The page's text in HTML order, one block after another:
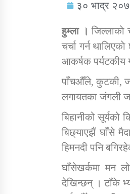
तातोपानी गाउँपालिकाको
सन्देश
३० भाद्र
हुम्ला ।जिल्लाकाे
चर्चा गर्न
आकर्षक पर्यटकीय
पाँचऔँले, कुटकी,
लगायतका जंगली
बिहानीको सूर्यको
बिछ्याएझैं घाँसे
हिमनदी पनि
घाँसेखर्कमा मन
देखिन्छन् । टाँके